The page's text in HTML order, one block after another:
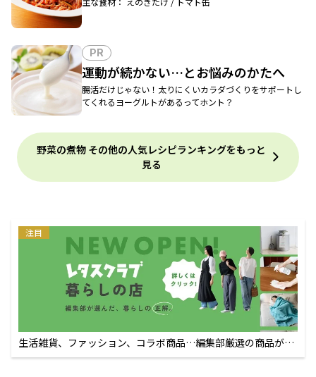
PR
運動が続かない…とお悩みのかたへ
腸活だけじゃない！太りにくいカラダづくりをサポートし
てくれるヨーグルトがあるってホント？
野菜の煮物 その他の人気レシピランキングをもっと
見る
注目
生活雑貨、ファッション、コラボ商品…編集部厳選の商品が買
えるECサイト